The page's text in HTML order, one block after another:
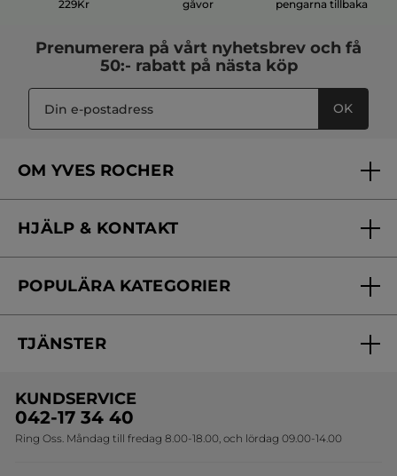
229Kr
gåvor
pengarna tillbaka
Prenumerera på vårt nyhetsbrev och få
50:- rabatt på nästa köp
OK
OM YVES ROCHER
Vårt engagemang
Skönhetstips
HJÄLP & KONTAKT
Kontakta oss
Online prislista
POPULÄRA KATEGORIER
Erbjudanden
Travelsize
Sets
TJÄNSTER
Onlineprislista för postorder
KUNDSERVICE
042-17 34 40
Ring Oss. Måndag till fredag 8.00-18.00, och lördag 09.00-14.00